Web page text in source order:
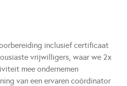
inclusief certificaat
vrijwilligers, waar we 2x
mee ondernemen
van een ervaren coördinator